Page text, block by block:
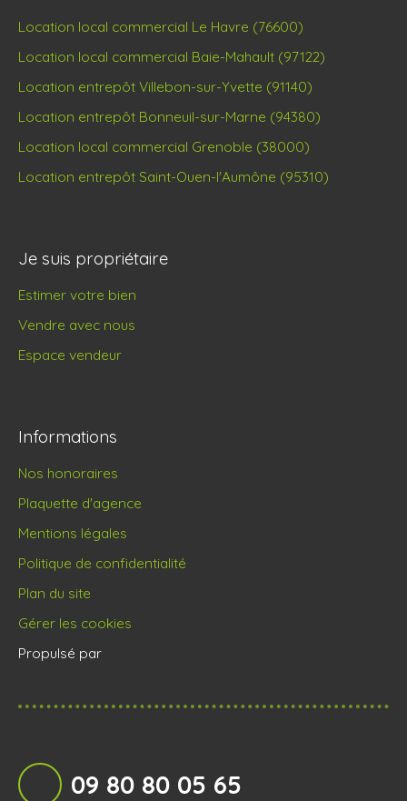
Location local commercial Le Havre (76600)
Location local commercial Baie-Mahault (97122)
Location entrepôt Villebon-sur-Yvette (91140)
Location entrepôt Bonneuil-sur-Marne (94380)
Location local commercial Grenoble (38000)
Location entrepôt Saint-Ouen-l'Aumône (95310)
Je suis propriétaire
Estimer votre bien
Vendre avec nous
Espace vendeur
Informations
Nos honoraires
Plaquette d'agence
Mentions légales
Politique de confidentialité
Plan du site
Gérer les cookies
Propulsé par
09 80 80 05 65